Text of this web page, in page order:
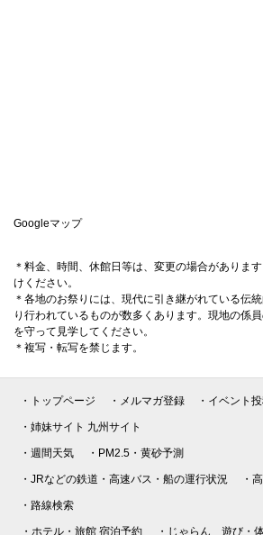
Googleマップ
＊料金、時間、休館日等は、変更の場合がありま
けください。
＊各地のお祭りには、現代に引き継がれている伝
り行われているものが数多くあります。現地の係
を守って見学してください。
＊複写・転写を禁じます。
・トップページ ・メルマガ登録 ・イベント
・姉妹サイト 九州サイト
・週間天気 ・PM2.5・黄砂予測
・JRなどの鉄道・高速バス・船の運行状況 ・
・路線検索
・ホテル・旅館 宿泊予約 ・じゃらん 遊び・